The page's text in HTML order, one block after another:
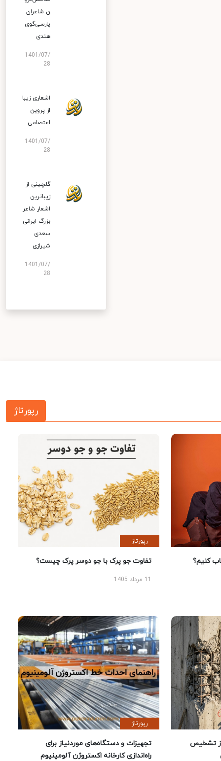
ن شاعران
پارسی‌گوی
هندی
1401/07/
28
اشعاری زیبا
از پروین
اعتصامی
1401/07/
28
گلچینی از
زیباترین
اشعار شاعر
بزرگ ایرانی
سعدی
شیرازی
1401/07/
28
رپورتاژ
کنیم؟
رپورتاژ
تفاوت جو پرک با جو دوسر پرک چیست؟
تشخیص
رپورتاژ
تجهیزات و دستگاه‌های موردنیاز برای
راه‌اندازی کارخانه اکستروژن آلومینیوم